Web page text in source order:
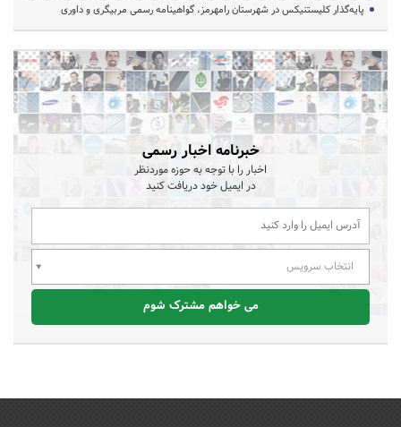
پایه‌گذار کلیستنیکس در شهرستان رامهرمز، گواهینامه رسمی مربیگری و داوری
خبرنامه اخبار رسمی
اخبار را با توجه به حوزه موردنظر
در ایمیل خود دریافت کنید
انتخاب سرویس
می خواهم مشترک شوم